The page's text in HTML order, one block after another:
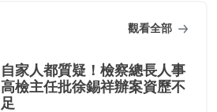
觀看全部
自家人都質疑！檢察總長人事
高檢主任批徐錫祥辦案資歷不
足